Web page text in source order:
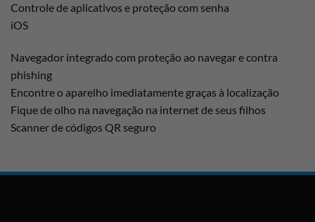
Controle de aplicativos e proteção com senha
iOS
Navegador integrado com proteção ao navegar e contra
phishing
Encontre o aparelho imediatamente graças à localização
Fique de olho na navegação na internet de seus filhos
Scanner de códigos QR seguro